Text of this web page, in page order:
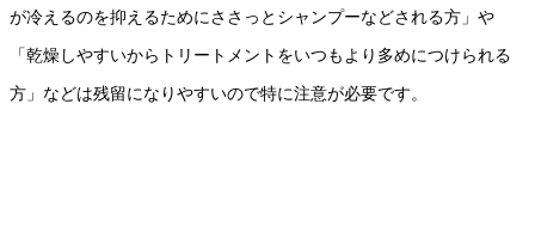
が冷えるのを抑えるためにささっとシャンプーなどされる方」や
「乾燥しやすいからトリートメントをいつもより多めにつけられる
方」などは残留になりやすいので特に注意が必要です。